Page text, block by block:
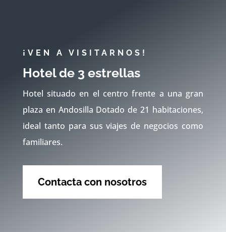
¡VEN A VISITARNOS!
Hotel de 3 estrellas
Hotel situado en el centro frente a una gran
plaza en Andosilla Dotado de 21 habitaciones,
ideal tanto para sus viajes de negocios como
familiares.
Contacta con nosotros